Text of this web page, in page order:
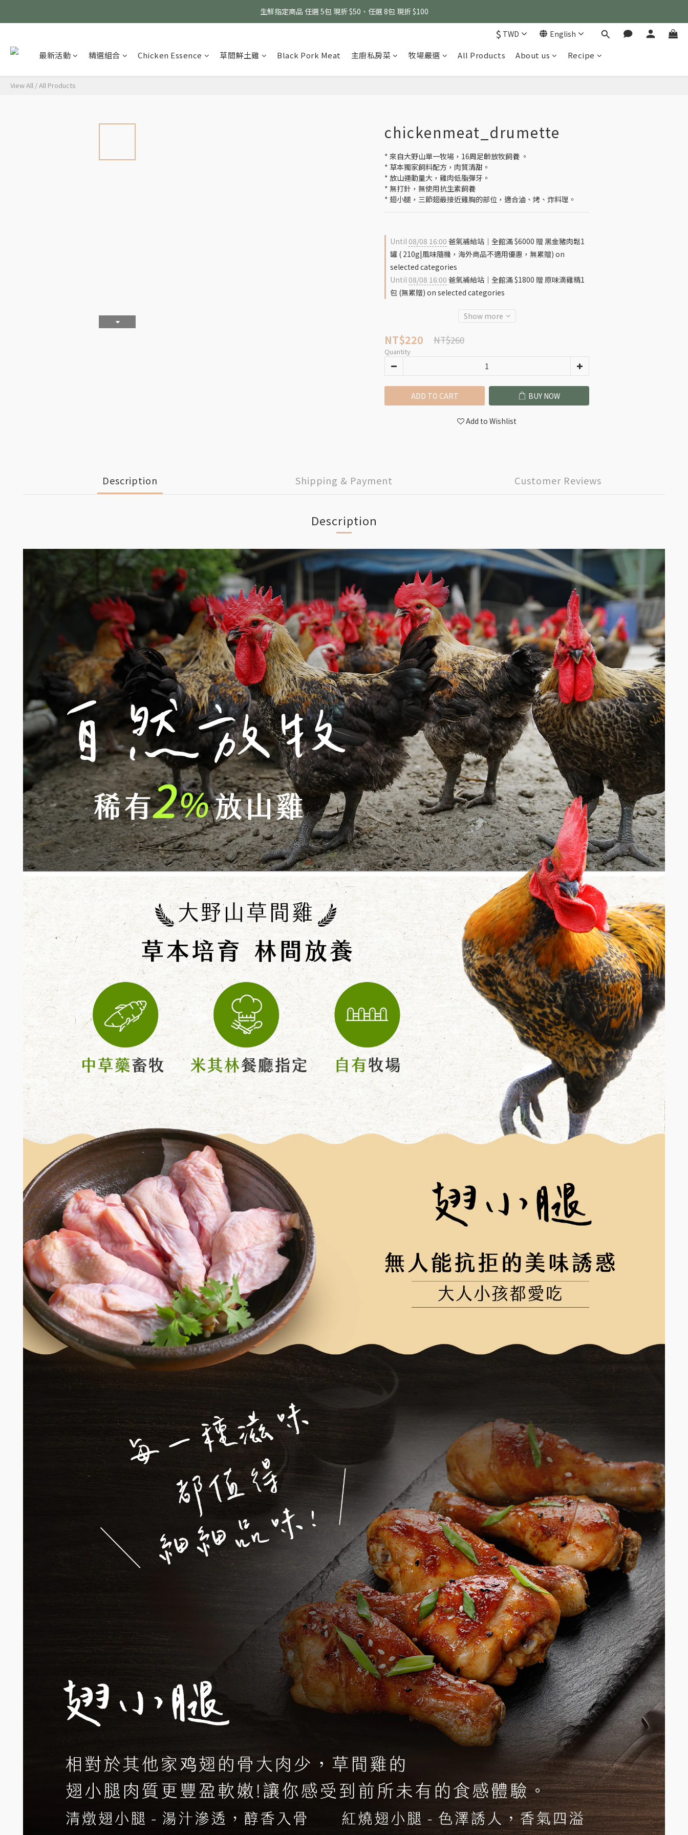
消費滿 $1800 贈送原味滴雞精1包、$6000 贈送黑金豬肉鬆 (指定商品除外)
生鮮指定商品 任選 5包 現折 $50、任選 8包 現折 $100
$ TWD English
最新活動 精選組合 Chicken Essence 草間鮮土雞 Black Pork Meat 主廚私房菜 牧場嚴選 All Products About us Recipe
View All /All Products
chickenmeat_drumette
* 來自大野山單一牧場，16周足齡放牧飼養 。
* 草本獨家飼料配方，肉質清甜。
* 放山運動量大，雞肉低脂彈牙。
* 無打針，無使用抗生素飼養
* 翅小腿，三節翅最接近雞胸的部位，適合滷、烤、炸料理。
Until08/08 16:00 爸氣補給站｜全館滿 $6000 贈 黑金豬肉鬆1
罐 ( 210g|風味隨機，海外商品不適用優惠，無累贈) on
selected categories
Until08/08 16:00 爸氣補給站｜全館滿 $1800 贈 原味滴雞精1
包 (無累贈) on selected categories
Show more
NT$220 NT$260
Quantity
ADD TO CART BUY NOW
Add to Wishlist
Description Shipping & Payment Customer Reviews
Description